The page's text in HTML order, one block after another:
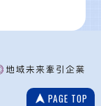
PAGE TOP